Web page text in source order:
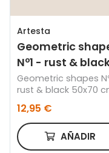
Artesta
Geometric
Nº1 - rust &
Geometric shapes
rust & black 50x70
Marco color roble
12,95 €
AÑADIR